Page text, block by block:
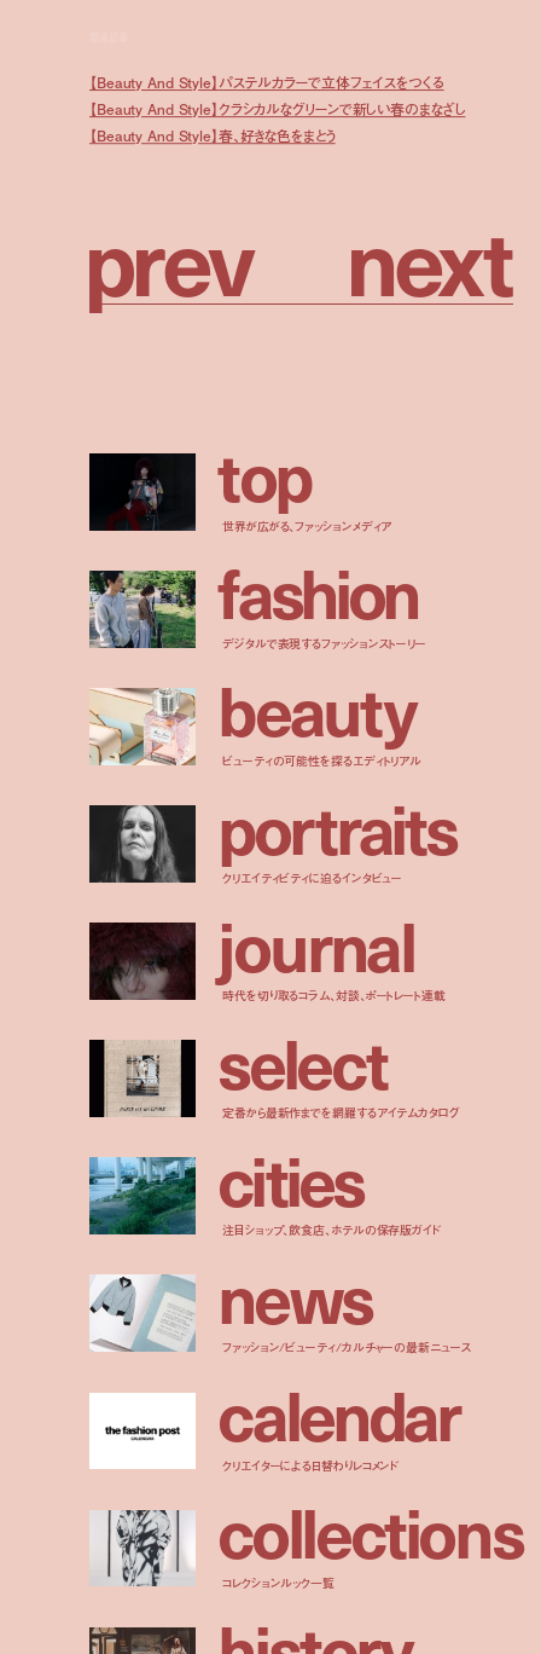
【Beauty And Style】パステルカラーで立体フェイスをつくる
【Beauty And Style】クラシカルなグリーンで新しい春のまなざし
【Beauty And Style】春、好きな色をまとう
prev next
top
世界が広がる、ファッションメディア
fashion
デジタルで表現するファッションストーリー
beauty
ビューティの可能性を探るエディトリアル
portraits
クリエイティビティに迫るインタビュー
journal
時代を切り取るコラム、対談、ポートレート連載
select
定番から最新作までを網羅するアイテムカタログ
cities
注目ショップ、飲食店、ホテルの保存版ガイド
news
ファッション/ビューティ/カルチャーの最新ニュース
calendar
クリエイターによる日替わりレコメンド
collections
コレクションルック一覧